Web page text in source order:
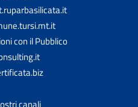
con il Pubblico
canali